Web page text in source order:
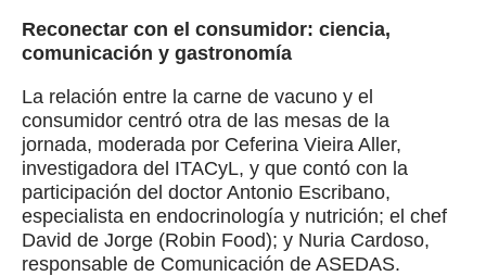
Reconectar con el consumidor: ciencia,
comunicación y gastronomía
La relación entre la carne de vacuno y el
consumidor centró otra de las mesas de la
jornada, moderada por Ceferina Vieira Aller,
investigadora del ITACyL, y que contó con la
participación del doctor Antonio Escribano,
especialista en endocrinología y nutrición; el chef
David de Jorge (Robin Food); y Nuria Cardoso,
responsable de Comunicación de ASEDAS.